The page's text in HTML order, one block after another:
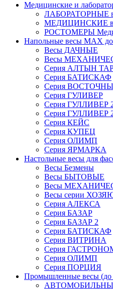
Медицинские и
ЛАБОРАТОРНЫЕ
МЕДИЦИНСКИЕ
РОСТОМЕРЫ
Напольные весы MAX до
Весы ДАЧНЫЕ
Весы
Серия АЛТЫН
Серия БАТИСКАФ
Серия
Серия ГУЛИВЕР
Серия ГУЛЛИВЕР
Серия ГУЛЛИВЕР
Серия КЕЙС
Серия КУПЕЦ
Серия ОЛИМП
Серия ЯРМАРКА
Настольные весы для
Весы Безмены
Весы БЫТОВЫЕ
Весы
Весы серии
Серия АЛЕКСА
Серия БАЗАР
Серия БАЗАР 2
Серия БАТИСКАФ
Серия ВИТРИНА
Серия
Серия ОЛИМП
Серия ПОРЦИЯ
Промышленные весы (до